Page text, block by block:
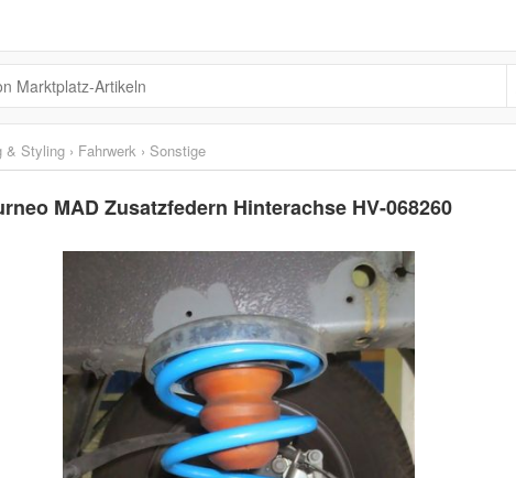
& Styling › Fahrwerk › Sonstige
MAD Zusatzfedern Hinterachse HV-068260